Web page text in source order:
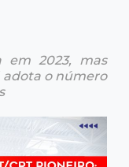
em 2023, mas
adota o número